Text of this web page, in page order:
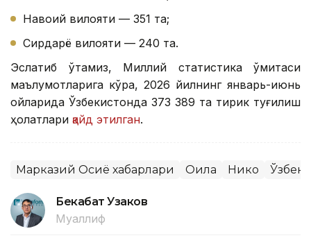
Навоий вилояти — 351 та;
Сирдарё вилояти — 240 та.
Эслатиб ўтамиз, Миллий статистика қўмитаси
маълумотларига кўра, 2026 йилнинг январь-июнь
ойларида Ўзбекистонда 373 389 та тирик туғилиш
ҳолатлари қайд этилган.
Марказий Осиё хабарлари Оила Никоҳ
Бекабат Узаков
Муаллиф